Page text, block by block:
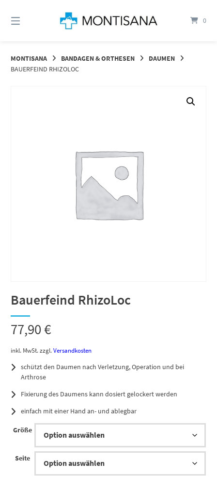
zum
0
MONTISANA BANDAGEN & ORTHESEN
DAUMEN
BAUERFEIND RHIZOLOC
Bauerfeind RhizoLoc
77,90€
inkl. MwSt. zzgl.Versandkosten
schützt den Daumen nach Verletzung, Operation und bei
Arthrose
Fixierung des Daumens kann dosiert gelockert werden
einfach mit einer Hand an- und ablegbar
Größe
Seite